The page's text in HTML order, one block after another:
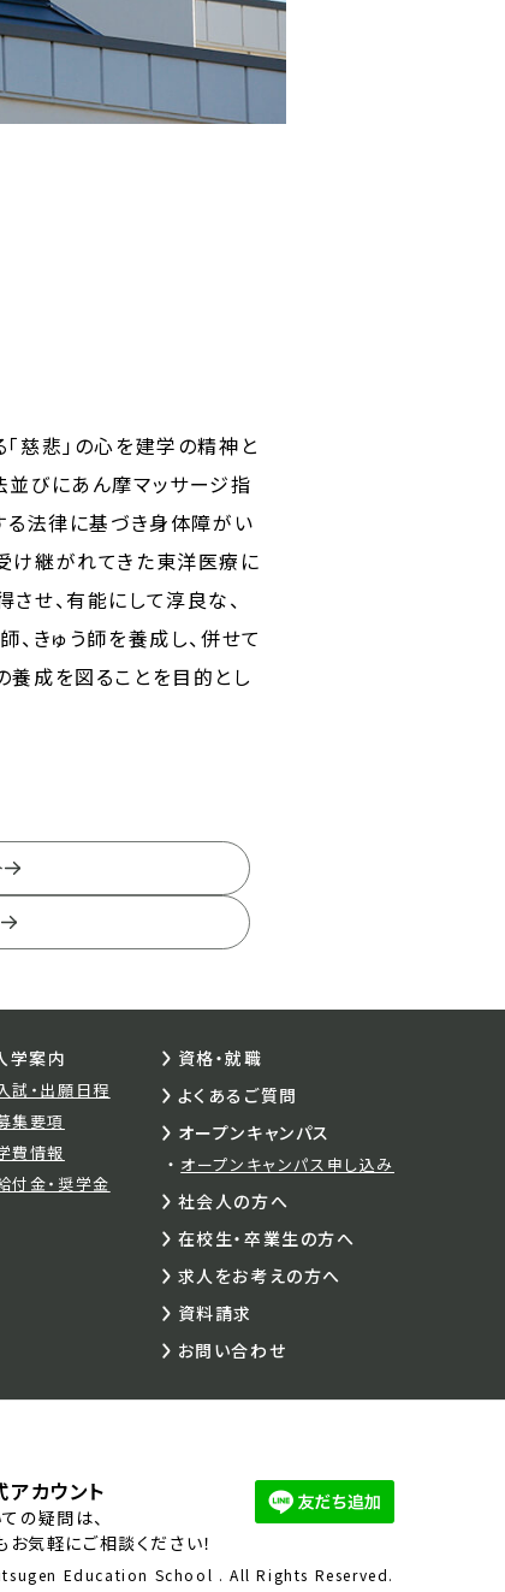
慈悲」の心を建学の精神と
びにあん摩マッサージ指
る法律に基づき身体障がい
け継がれてきた東洋医療に
せ、有能にして淳良な、
、きゅう師を養成し、併せて
成を図ることを目的とし
学案内
試・出願日程
集要項
費情報
付金・奨学金
資格・就職
よくあるご質問
オープンキャンパス
オープンキャンパス申し込み
社会人の方へ
在校生・卒業生の方へ
求人をお考えの方へ
資料請求
お問い合わせ
カウント
の疑問は、
気軽にご相談ください！
Education School . All Rights Reserved.